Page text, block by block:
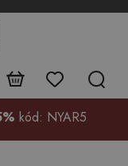
+48
99
kód: NYAR5